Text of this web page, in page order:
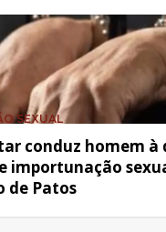
SEXUAL
conduz homem à
importunação
de Patos